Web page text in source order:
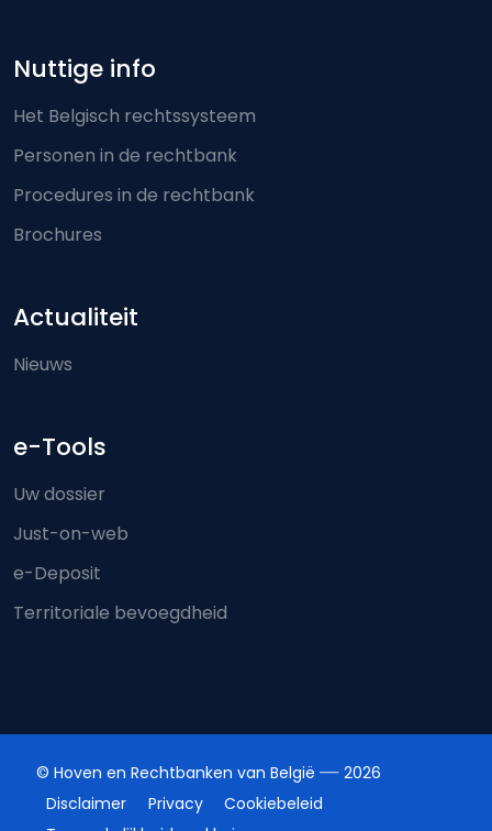
Nuttige info
Het Belgisch rechtssysteem
Personen in de rechtbank
Procedures in de rechtbank
Brochures
Actualiteit
Nieuws
e-Tools
Uw dossier
Just-on-web
e-Deposit
Territoriale bevoegdheid
© Hoven en Rechtbanken van België
2026
Disclaimer
Privacy
Cookiebeleid